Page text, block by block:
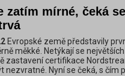
zatím mírné, čeká
Evropské země představily
měkké. Netýkají se
zastavení certifikace
nezvratné. Nyní se čeká, s čím